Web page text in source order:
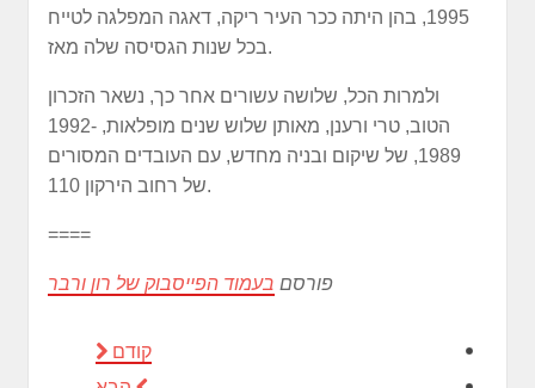
1995, בהן היתה ככר העיר ריקה, דאגה המפלגה לטייח
בכל שנות הגסיסה שלה מאז.
ולמרות הכל, שלושה עשורים אחר כך, נשאר הזכרון
הטוב, טרי ורענן, מאותן שלוש שנים מופלאות, 1992-
1989, של שיקום ובניה מחדש, עם העובדים המסורים
של רחוב הירקון 110.
====
פורסם בעמוד הפייסבוק של רון ורבר
קודם